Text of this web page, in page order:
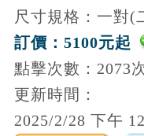
尺寸規格：一對(
訂價：5100元起
點擊次數：2073
更新時間：
2025/2/28 下午